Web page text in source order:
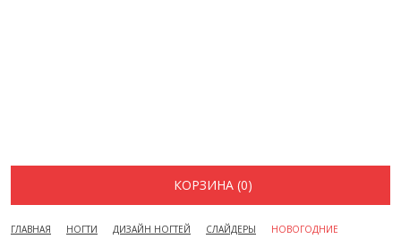
КОРЗИНА (0)
ГЛАВНАЯ НОГТИ ДИЗАЙН НОГТЕЙ СЛАЙДЕРЫ НОВОГОДНИЕ